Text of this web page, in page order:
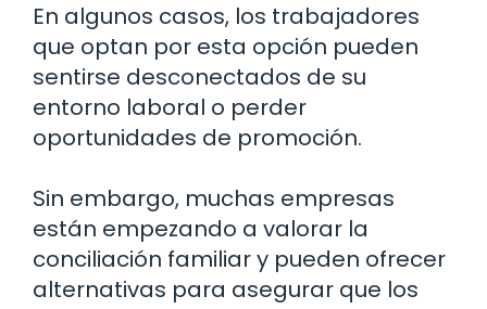
En algunos casos, los trabajadores
que optan por esta opción pueden
sentirse desconectados de su
entorno laboral o perder
oportunidades de promoción.
Sin embargo, muchas empresas
están empezando a valorar la
conciliación familiar y pueden ofrecer
alternativas para asegurar que los